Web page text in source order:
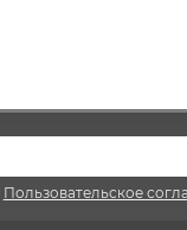
Пользовательское